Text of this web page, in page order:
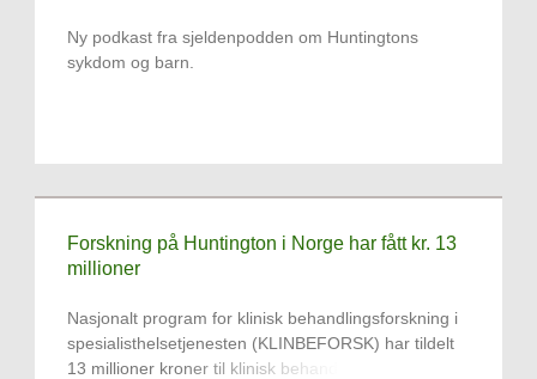
Ny podkast fra sjeldenpodden om Huntingtons
sykdom og barn.
Forskning på Huntington i Norge har fått kr. 13
millioner
Nasjonalt program for klinisk behandlingsforskning i
spesialisthelsetjenesten (KLINBEFORSK) har tildelt
13 millioner kroner til klinisk behandlingsstudie på